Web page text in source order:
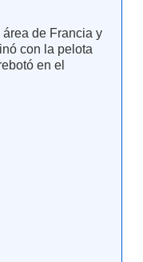
de Francia y
con la pelota
en el